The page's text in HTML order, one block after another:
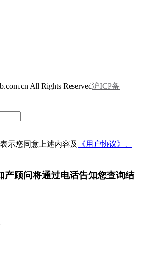
All Rights Reserved沪ICP备
示您同意上述内容及
《用户协议》、
产顾问将通过电话告知您查询结